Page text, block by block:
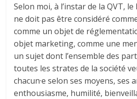
Selon moi, à l’instar de la QVT,
ne doit pas être considéré
comme un objet de
objet marketing, comme une
un sujet dont l’ensemble des
toutes les strates de la société
chacun·e selon ses moyens, ses
enthousiasme, humilité,